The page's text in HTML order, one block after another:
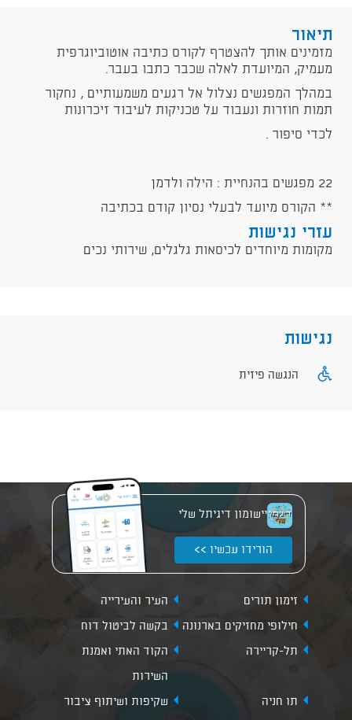
תיאור
מזמינים אותך להצטרף לקורס כתיבה אוטוביוגרפית
מעמיק, המיועדת לאלה שכבר כתבו בעבר.
במהלך המפגשים נצלול אל רגעים משמעותיים , נחקור
תמות חוזרות ונעבוד על טכניקות לעיבוד זיכרונות
לכדי סיפור .
22 מפגשים בהנחיית : הילה ולדמן
** הקורס מיועד לבעלי נסיון קודם בכתיבה
עזרי נגישות
מקומות מיוחדים לכיסאות גלגלים, שירותי נכים
נגישות
הנגשה פיזית
יישומון דיגיתל שלי
הורידו עכשיו >>
זימון תורים
העיר והעירייה
חילופי מחזיקים בארנונה
בקשה לביטול דוח
תל-קריירה
הקוד האתי ואמנת
השירות
תו חניה
שקיפות ושיתוף ציבור